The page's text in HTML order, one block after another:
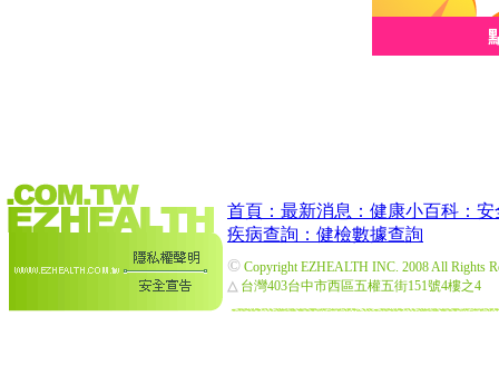
首頁： 最新消息： 健康小百科： 安
疾病查詢： 健檢數據查詢
© Copyright EZHEALTH INC. 2008 All Rights
△ 台灣403台中市西區五權五街151號4樓之4